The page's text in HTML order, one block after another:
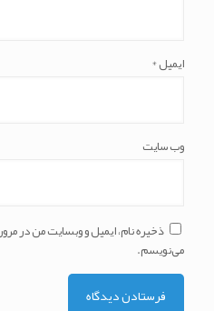
ایمیل*
وب‌ سایت
ذخیره نام، ایمیل و وبسایت من در
می‌نویسم.